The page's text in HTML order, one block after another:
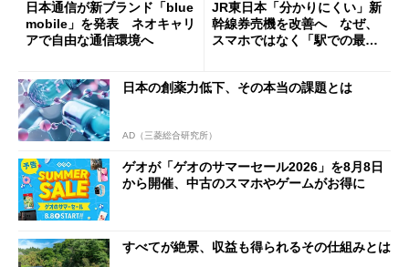
日本通信が新ブランド「blue
mobile」を発表 ネオキャリ
アで自由な通信環境へ
JR東日本「分かりにくい」新
幹線券売機を改善へ なぜ、
スマホではなく「駅での最短
日本の創薬力低下、その本当の課題とは
AD（三菱総合研究所）
ゲオが「ゲオのサマーセール2026」を8月8日
から開催、中古のスマホやゲームがお得に
すべてが絶景、収益も得られるその仕組みとは